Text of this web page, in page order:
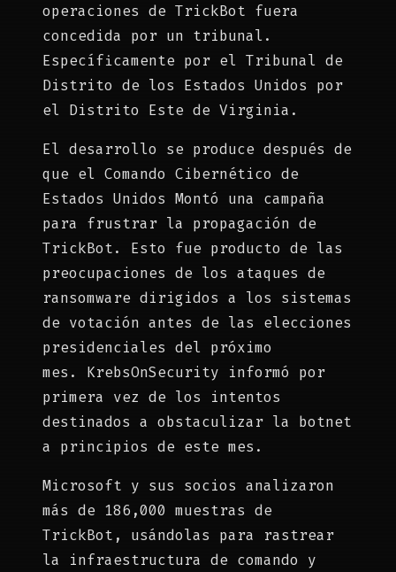
operaciones de TrickBot fuera
concedida por un tribunal.
Específicamente por el Tribunal de
Distrito de los Estados Unidos por
el Distrito Este de Virginia.
El desarrollo se produce después de
que el Comando Cibernético de
Estados Unidos Montó una campaña
para frustrar la propagación de
TrickBot. Esto fue producto de las
preocupaciones de los ataques de
ransomware dirigidos a los sistemas
de votación antes de las elecciones
presidenciales del próximo
mes. KrebsOnSecurity informó por
primera vez de los intentos
destinados a obstaculizar la botnet
a principios de este mes.
Microsoft y sus socios analizaron
más de 186,000 muestras de
TrickBot, usándolas para rastrear
la infraestructura de comando y